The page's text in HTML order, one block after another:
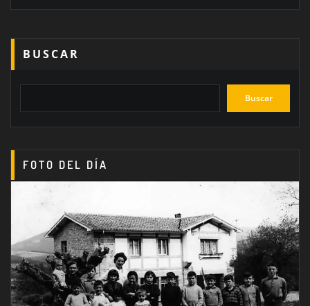
BUSCAR
Buscar
FOTO DEL DÍA